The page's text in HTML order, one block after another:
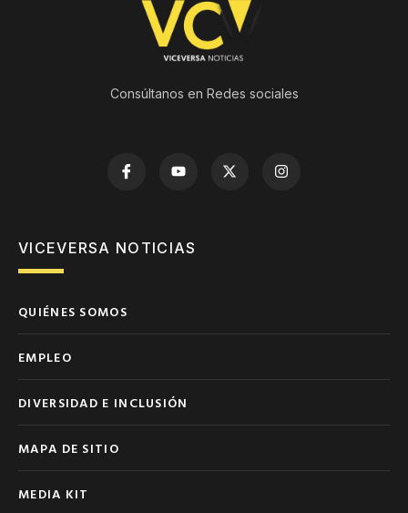
Consúltanos en Redes sociales
VICEVERSA NOTICIAS
QUIÉNES SOMOS
EMPLEO
DIVERSIDAD E INCLUSIÓN
MAPA DE SITIO
MEDIA KIT